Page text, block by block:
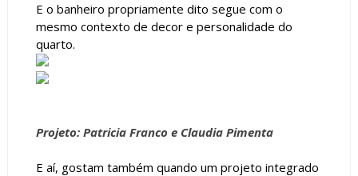
E o banheiro propriamente dito segue com o
mesmo contexto de decor e personalidade do
quarto.
Projeto: Patricia Franco e Claudia Pimenta
E aí, gostam também quando um projeto integrado